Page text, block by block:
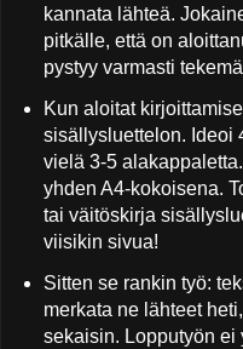
kannata lähteä.
pitkälle, että on
pystyy varmasti
Kun aloitat
sisällysluettelon. Ideoi
vielä 3-5
yhden A4-kokoisena.
tai väitöskirja
viisikin sivua!
Sitten se rankin työ:
merkata ne lähteet
sekaisin. Lopputyön ei